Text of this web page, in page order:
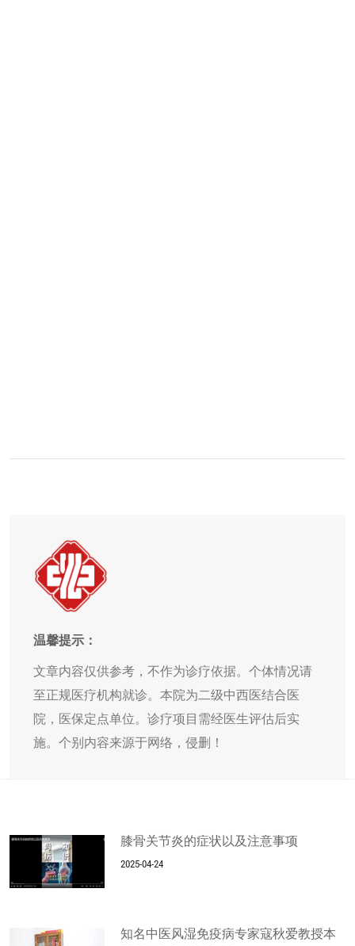
温馨提示：
文章内容仅供参考，不作为诊疗依据。个体情况请
至正规医疗机构就诊。本院为二级中西医结合医
院，医保定点单位。诊疗项目需经医生评估后实
施。个别内容来源于网络，侵删！
膝骨关节炎的症状以及注意事项
2025-04-24
知名中医风湿免疫病专家寇秋爱教授本